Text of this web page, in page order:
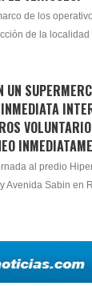
de los
de la localidad
UN
al predio
Avenida Sabin en